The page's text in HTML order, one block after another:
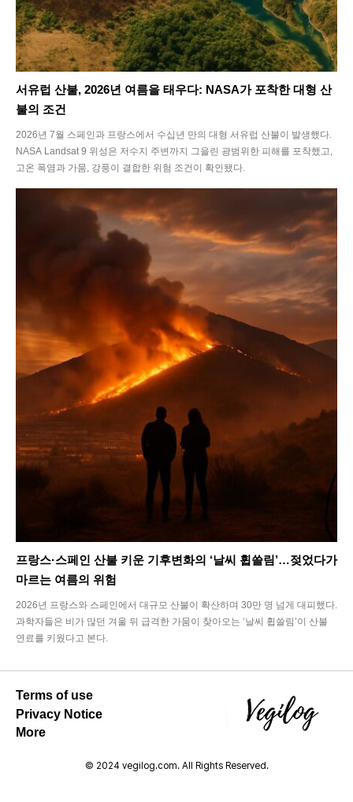
서유럽 산불, 2026년 여름을 태우다: NASA가 포착한 대형 산
불의 조건
2026년 7월 스페인과 프랑스에서 수십년 만의 대형 서유럽 산불이 발생했다.
NASA Landsat 9 위성은 저수지 주변까지 그을린 광범위한 피해를 포착했고,
고온 폭염과 가뭄, 강풍이 결합한 위험 조건이 확인됐다.
프랑스·스페인 산불 키운 기후변화의 ‘날씨 휩쓸림’…젖었다가
마르는 여름의 위험
2026년 프랑스와 스페인에서 대규모 산불이 확산하며 30만 명 넘게 대피했다.
과학자들은 비가 많던 겨울 뒤 급격한 가뭄이 찾아오는 ‘날씨 휩쓸림’이 산불
연료를 키웠다고 본다.
Terms of use
Privacy Notice
More
© 2024 vegilog.com. All Rights Reserved.